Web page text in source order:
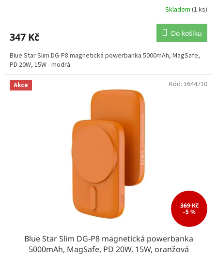
Skladem (1 ks)
347 Kč Do košíku
Blue Star Slim DG-P8 magnetická powerbanka 5000mAh, MagSafe,
PD 20W, 15W - modrá.
Akce
369 Kč
–5 %
Blue Star Slim DG-P8 magnetická powerbanka
5000mAh, MagSafe, PD 20W, 15W, oranžová
Kód: 1644710